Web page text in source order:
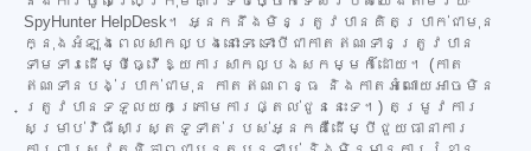
SpyHunter HelpDesk។ អ្នកនឹងមិនត្រូវបានគិតប្រាក់ជាមុន
ក្នុងអំឡុងពេលសាកល្បងនោះទេ ទោះបីជាកាតឥណទានត្រូវបាន
ទាមទារដើម្បីធ្វើឱ្យការសាកល្បងសកម្មក៏ដោយ។ (កាត
ឥណទានបង់ប្រាក់ជាមុន កាតឥណពន្ធ និងកាតអំណោយអាចមិន
ត្រូវបានទទួលយកក្រោមការផ្តល់ជូននេះទេ។) តម្រូវការ
សម្រាប់វិធីសាស្ត្រទូទាត់របស់អ្នកគឺដើម្បីជួយធានាការ